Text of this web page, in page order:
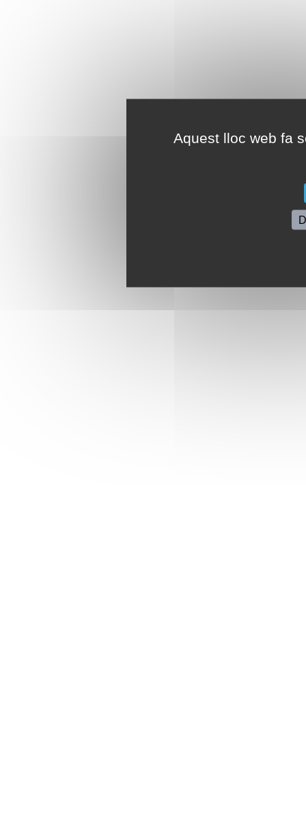
Aquest lloc web fa